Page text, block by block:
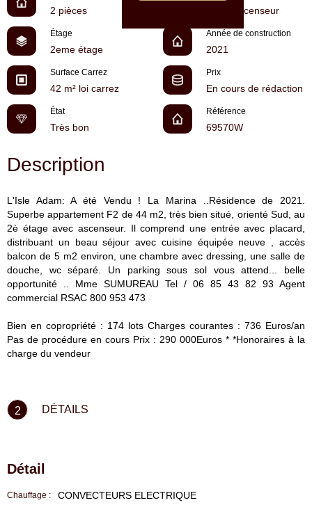
2 pièces Pas d'ascenseur
Étage
2eme étage
Année de construction
2021
Surface Carrez
42 m² loi carrez
Prix
En cours de rédaction
État
Très bon
Référence
69570W
Description
L'Isle Adam: A été Vendu ! La Marina ..Résidence de 2021.
Superbe appartement F2 de 44 m2, très bien situé, orienté Sud, au
2è étage avec ascenseur. Il comprend une entrée avec placard,
distribuant un beau séjour avec cuisine équipée neuve , accès
balcon de 5 m2 environ, une chambre avec dressing, une salle de
douche, wc séparé. Un parking sous sol vous attend... belle
opportunité .. Mme SUMUREAU Tel / 06 85 43 82 93 Agent
commercial RSAC 800 953 473
Bien en copropriété : 174 lots Charges courantes : 736 Euros/an
Pas de procédure en cours Prix : 290 000Euros * *Honoraires à la
charge du vendeur
2 DÉTAILS
Détail
Chauffage : CONVECTEURS ELECTRIQUE